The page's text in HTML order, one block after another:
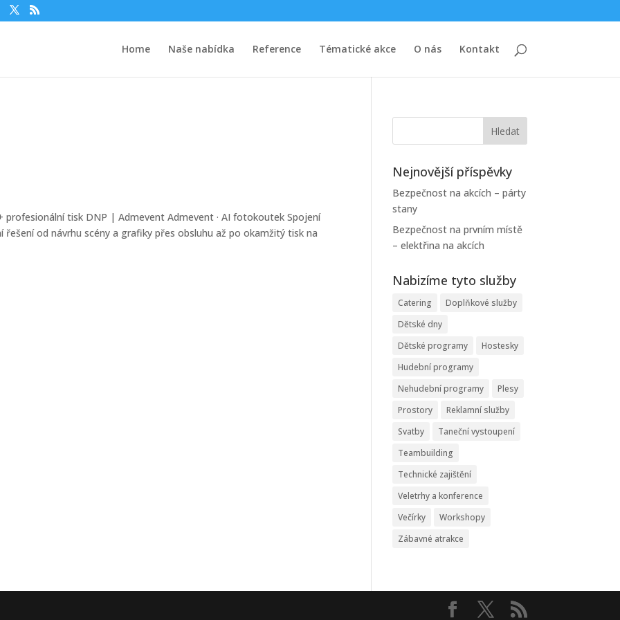
Home Naše nabídka Reference Tématické akce O nás Kontakt
tisk DNP | Admevent Admevent · AI fotokoutek Spojení
od návrhu scény a grafiky přes obsluhu až po okamžitý tisk na
Nejnovější příspěvky
Bezpečnost na akcích – párty
stany
Bezpečnost na prvním místě
– elektřina na akcích
Nabizíme tyto služby
Catering
Doplňkové služby
Dětské dny
Dětské programy
Hostesky
Hudební programy
Nehudební programy
Plesy
Prostory
Reklamní služby
Svatby
Taneční vystoupení
Teambuilding
Technické zajištění
Veletrhy a konference
Večírky
Workshopy
Zábavné atrakce